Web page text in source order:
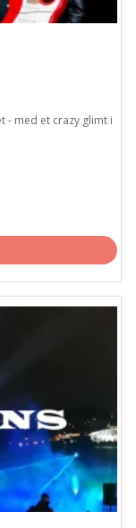
- med et crazy glimt i